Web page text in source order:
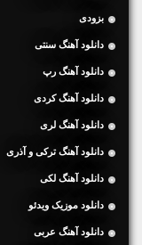
بزودی
دانلود آهنگ سنتی
دانلود آهنگ رپ
دانلود آهنگ کردی
دانلود آهنگ لری
دانلود آهنگ ترکی و آذری
دانلود آهنگ لکی
دانلود موزیک ویدئو
دانلود آهنگ عربی